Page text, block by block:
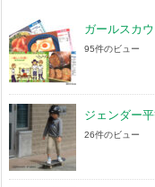
ガールスカ
95件のビュー
ジェンダー
26件のビュー